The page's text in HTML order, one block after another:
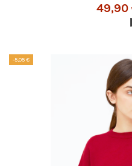
-5,05 €